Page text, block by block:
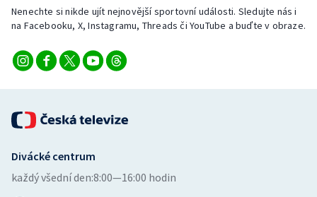
Nenechte si nikde ujít nejnovější sportovní události. Sledujte nás i
na Facebooku, X, Instagramu, Threads či YouTube a buďte v obraze.
Divácké centrum
každý všední den:8:00—16:00 hodin